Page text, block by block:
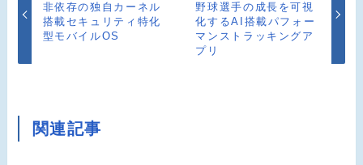
非依存の独自カーネル
搭載セキュリティ特化
型モバイルOS
野球選手の成長を可視
化するAI搭載パフォー
マンストラッキングア
プリ
関連記事